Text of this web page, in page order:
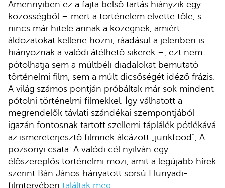
Amennyiben ez a fajta belső tartás hiányzik egy
közösségből – mert a történelem elvette tőle, s
nincs már hitele annak a közegnek, amiért
áldozatokat kellene hozni, ráadásul a jelenben is
hiányoznak a valódi átélhető sikerek –, ezt nem
pótolhatja sem a múltbéli diadalokat bemutató
történelmi film, sem a múlt dicsőségét idéző frázis.
A világ számos pontján próbáltak már sok mindent
pótolni történelmi filmekkel. Így válhatott a
megrendelők távlati szándékai szempontjából
igazán fontosnak tartott szellemi táplálék pótlékává
az ismereterjesztő filmnek álcázott „junkfood”, A
pozsonyi csata. A valódi cél nyilván egy
élőszereplős történelmi mozi, amit a legújabb hírek
szerint Bán János hányatott sorsú Hunyadi-
filmtervében találtak meg